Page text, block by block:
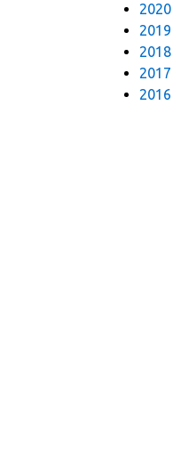
2020
2019
2018
2017
2016